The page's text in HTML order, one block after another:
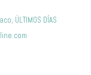
, ÚLTIMOS DÍAS